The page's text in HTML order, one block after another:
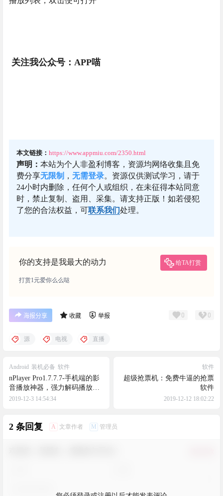
关注我公众号：APP喵
本文链接： https://www.appmiu.com/2350.html
声明： 本站为个人非盈利博客，资源均网络收集且免
费分享无限制 ， 无需登录。资源仅供测试学习，请于
24小时内删除，任何个人或组织，在未征得本站同意
时，禁止复制、盗用、采集。请支持正版！如若侵犯
了您的合法权益，可联系我们处理。
你的支持是我最大的动力 给TA打赏
打赏1元爱你么么哒
海报分享 收藏 举报 0 0
源 电视 直播
Android 装机必备 软件
nPlayer Pro1.7.7.7-手机端的影
音播放神器，强力解码播放
器，杜比音效解析，支持安卓
2019-12-3 14:54:34
软件
超级抢票机：免费牛逼的抢票
软件
2019-12-12 18:02:22
2 条回复 A 文章作者 M 管理员